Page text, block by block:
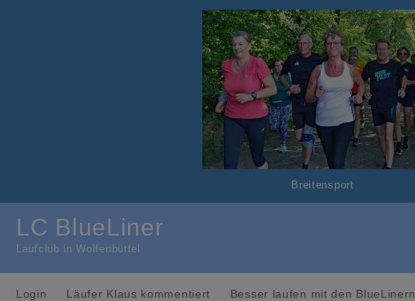
Breitensport
LC BlueLiner
Laufclub in Wolfenbüttel
Login Läufer Klaus kommentiert Besser laufen mit den BlueLinern